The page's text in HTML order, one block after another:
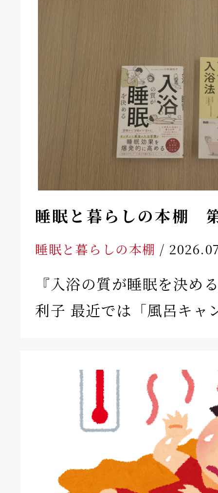
睡眠と暮らしの本棚
睡眠と暮らしの本棚 /
『入浴の質が睡眠を決
利子 最近では「風呂キ